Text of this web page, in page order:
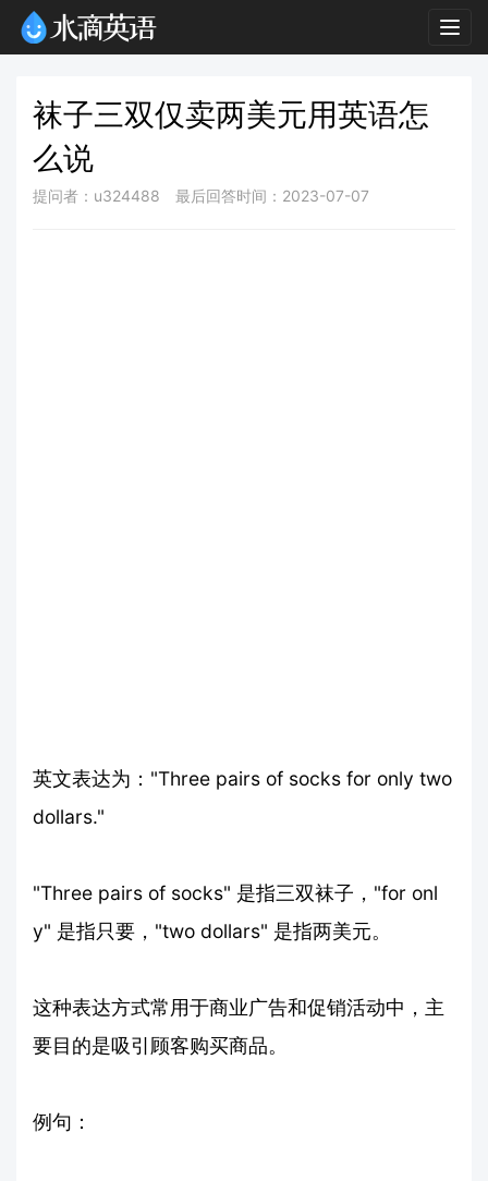
袜子三双仅卖两美元用英语怎
么说
提问者：u324488 最后回答时间：2023-07-07
英文表达为："Three pairs of socks for only two
dollars."
"Three pairs of socks" 是指三双袜子，"for onl
y" 是指只要，"two dollars" 是指两美元。
这种表达方式常用于商业广告和促销活动中，主
要目的是吸引顾客购买商品。
例句：